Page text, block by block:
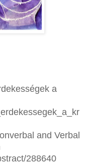
a
and Verbal
288640